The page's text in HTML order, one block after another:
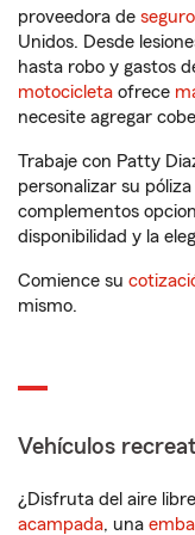
proveedora de
Unidos. Desde
hasta robo y gastos
motocicleta ofrece
necesite agregar
Trabaje con Patty
personalizar su
complementos
disponibilidad y la
Comience su
mismo.
Vehículos
¿Disfruta del aire
acampada, una